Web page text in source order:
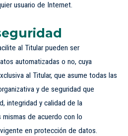
usuario de Internet.
al Titular pueden ser
automatizadas o no, cuya
al Titular, que asume todas las
y de seguridad que
integridad y calidad de la
de acuerdo con lo
en protección de datos.